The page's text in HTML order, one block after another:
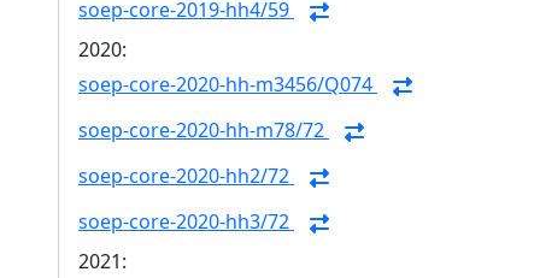
soep-core-2019-hh4/59
2020:
soep-core-2020-hh-m3456/Q074
soep-core-2020-hh-m78/72
soep-core-2020-hh2/72
soep-core-2020-hh3/72
2021: